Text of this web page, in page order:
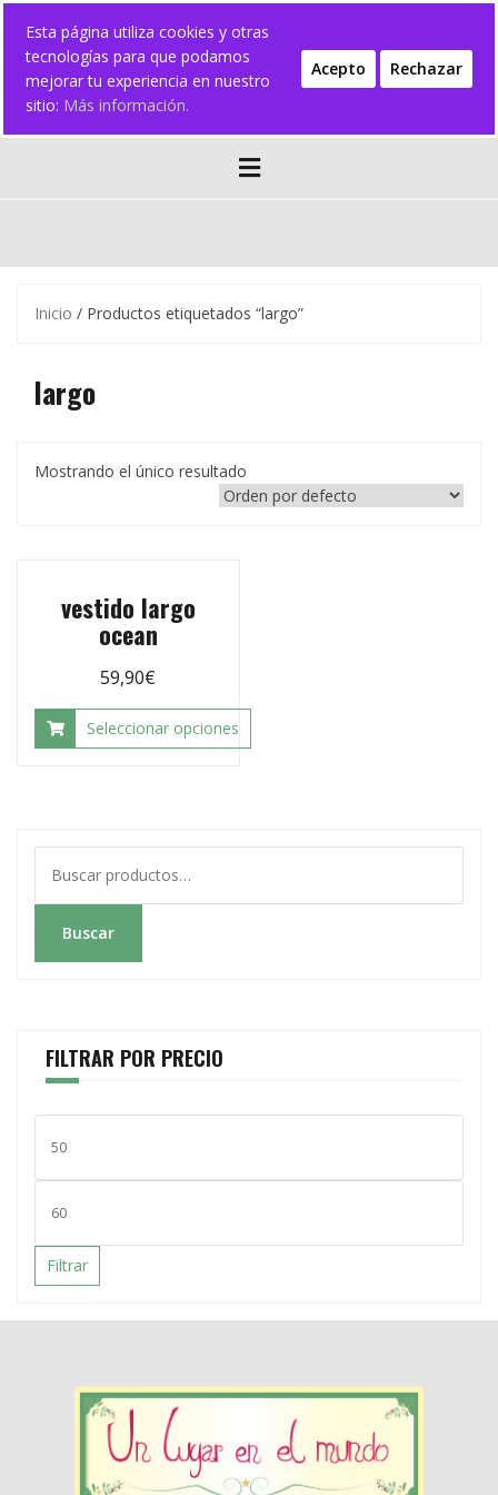
Inicio / Productos etiquetados “largo”
largo
Mostrando el único resultado
vestido largo
ocean
59,90€
Seleccionar opciones
Buscar
FILTRAR POR PRECIO
Filtrar
Esta página utiliza cookies y otras
tecnologías para que podamos
mejorar tu experiencia en nuestro
sitio: Más información.
Acepto Rechazar